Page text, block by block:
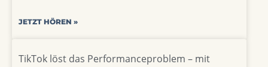
JETZT HÖREN »
TikTok löst das Performanceproblem – mit